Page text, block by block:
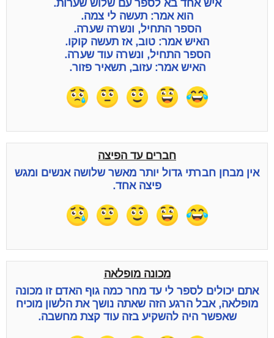
איש אחד בא לספר עם שלוש שערות.
הוא אמר: תעשה לי צמה.
הספר התחיל, ונשרה שערה.
האיש אמר: טוב, אז תעשה קוקו.
הספר התחיל, ונשרה עוד שערה.
האיש אמר: עזוב, תשאיר פזור.
חברים עד הפיצה
אין מבחן חברתי גדול יותר מאשר שלושה אנשים ומגש
פיצה אחד.
מכונה מופלאה
אתם יכולים לספר לי עד מחר כמה גוף האדם זו מכונה
מופלאה, אבל הרגע הזה שאתה נושך את הלשון מוכיח
שאפשר היה להשקיע בזה עוד קצת מחשבה.